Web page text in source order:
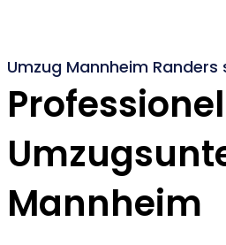
Umzug Mannheim Randers
Mannheim